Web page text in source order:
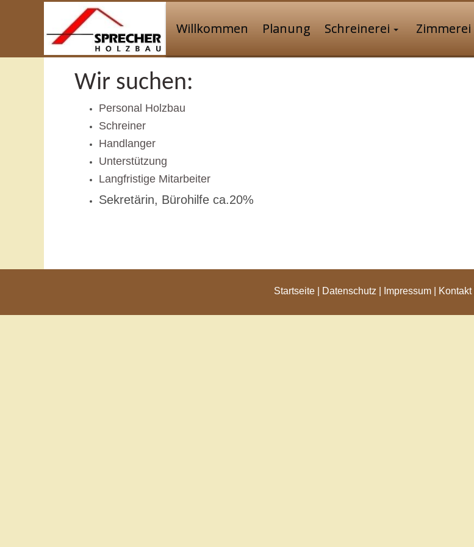
Willkommen Planung Schreinerei Zimmerei
Wir suchen:
Personal Holzbau
Schreiner
Handlanger
Unterstützung
Langfristige Mitarbeiter
Sekretärin, Bürohilfe ca.20%
Startseite| Datenschutz Impressum| Kontakt|